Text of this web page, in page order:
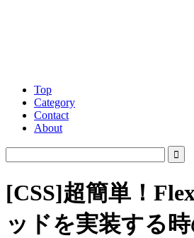
Top
Category
Contact
About
[CSS]超簡単！
ッドを実装する